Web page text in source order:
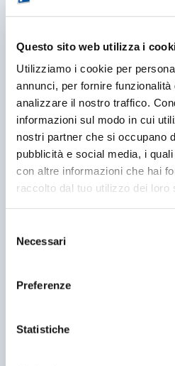
Questo sito web utilizza i
Utilizziamo i cookie per
annunci, per fornire
analizzare il nostro traffico.
informazioni sul modo in cui
nostri partner che si occupano
pubblicità e social media, i
con altre informazioni che hai
raccolto dal tuo utilizzo dei loro
delNecessari
Preferenze
Statistiche
VALUTARE:
PRECEDENTE
BARI. 24Â° CONVEGNO
AIPARK